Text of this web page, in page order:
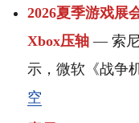
2026夏季游戏展
Xbox压轴 — 索尼
示，微软《战争
空